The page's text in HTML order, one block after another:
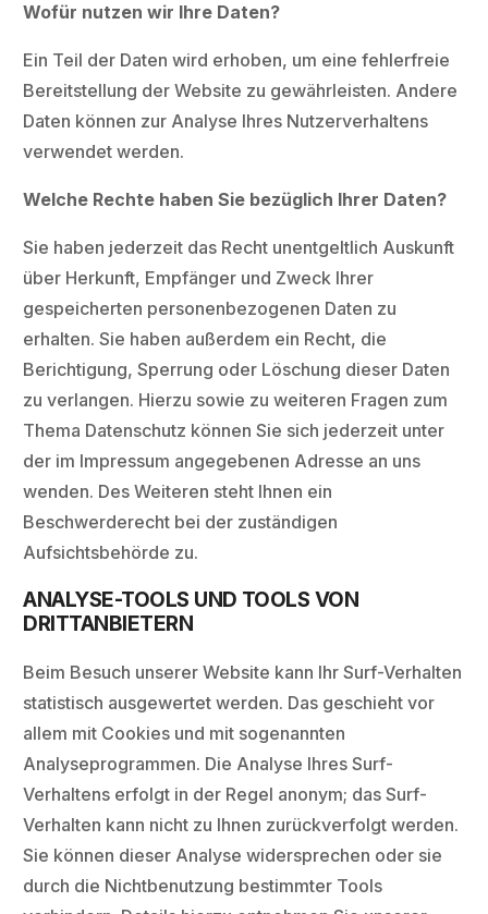
Wofür nutzen wir Ihre Daten?
Ein Teil der Daten wird erhoben, um eine fehlerfreie
Bereitstellung der Website zu gewährleisten. Andere
Daten können zur Analyse Ihres Nutzerverhaltens
verwendet werden.
Welche Rechte haben Sie bezüglich Ihrer Daten?
Sie haben jederzeit das Recht unentgeltlich Auskunft
über Herkunft, Empfänger und Zweck Ihrer
gespeicherten personenbezogenen Daten zu
erhalten. Sie haben außerdem ein Recht, die
Berichtigung, Sperrung oder Löschung dieser Daten
zu verlangen. Hierzu sowie zu weiteren Fragen zum
Thema Datenschutz können Sie sich jederzeit unter
der im Impressum angegebenen Adresse an uns
wenden. Des Weiteren steht Ihnen ein
Beschwerderecht bei der zuständigen
Aufsichtsbehörde zu.
ANALYSE-TOOLS UND TOOLS VON
DRITTANBIETERN
Beim Besuch unserer Website kann Ihr Surf-Verhalten
statistisch ausgewertet werden. Das geschieht vor
allem mit Cookies und mit sogenannten
Analyseprogrammen. Die Analyse Ihres Surf-
Verhaltens erfolgt in der Regel anonym; das Surf-
Verhalten kann nicht zu Ihnen zurückverfolgt werden.
Sie können dieser Analyse widersprechen oder sie
durch die Nichtbenutzung bestimmter Tools